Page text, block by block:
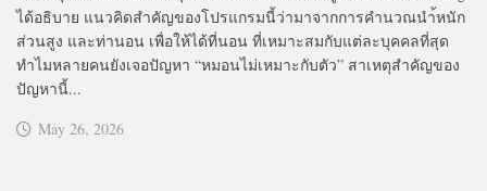
ได้อธิบาย แนวคิดสำคัญของโปรแกรมนี้ว่ามาจากการคำนวณนำ้หนัก
ส่วนสูง และท่านอน เพื่อให้ได้ที่นอน ที่เหมาะสมกับแต่ละบุคคลที่สุด
ทำไมหลายคนยังเจอปัญหา “หมอนไม่เหมาะกับตัว” สาเหตุสำคัญของ
ปัญหานี้...
May 26, 2026